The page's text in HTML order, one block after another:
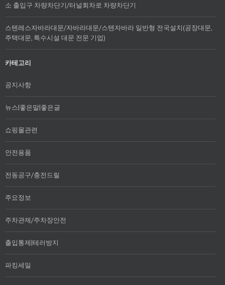
소 출입구 차량차단기/터널회차로 차량차단기
스텐레스자바라대문/자바라대문/스텐자바라 일반형 전국설치(공장대문,
주택대문, 특수시설 대문 전문 기업)
카테고리
공지사항
뉴스|좋은말|좋은글
쇼핑몰관련
안전용품
전동공구/충전드릴
주요정보
주차관제/주차장안전
출입통제|테러방지
파킹세일